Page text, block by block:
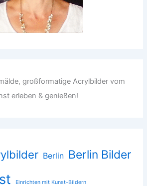
großformatige Acrylbilder vom
erleben & genießen!
Berlin Berlin Bilder
Einrichten mit Kunst-Bildern